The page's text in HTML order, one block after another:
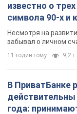
известно о
символа 90-х и
Несмотря на
забывал о личном
11 годин тому 9,2 т.
В ПриватБанке
года: